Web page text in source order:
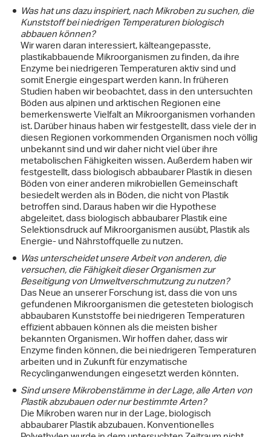
Was hat uns dazu inspiriert, nach Mikroben zu suchen, die
Kunststoff bei niedrigen Temperaturen biologisch
abbauen können?
Wir waren daran interessiert, kälteangepasste,
plastikabbauende Mikroorganismen zu finden, da ihre
Enzyme bei niedrigeren Temperaturen aktiv sind und
somit Energie eingespart werden kann. In früheren
Studien haben wir beobachtet, dass in den untersuchten
Böden aus alpinen und arktischen Regionen eine
bemerkenswerte Vielfalt an Mikroorganismen vorhanden
ist. Darüber hinaus haben wir festgestellt, dass viele der in
diesen Regionen vorkommenden Organismen noch völlig
unbekannt sind und wir daher nicht viel über ihre
metabolischen Fähigkeiten wissen. Außerdem haben wir
festgestellt, dass biologisch abbaubarer Plastik in diesen
Böden von einer anderen mikrobiellen Gemeinschaft
besiedelt werden als in Böden, die nicht von Plastik
betroffen sind. Daraus haben wir die Hypothese
abgeleitet, dass biologisch abbaubarer Plastik eine
Selektionsdruck auf Mikroorganismen ausübt, Plastik als
Energie- und Nährstoffquelle zu nutzen.
Was unterscheidet unsere Arbeit von anderen, die
versuchen, die Fähigkeit dieser Organismen zur
Beseitigung von Umweltverschmutzung zu nutzen?
Das Neue an unserer Forschung ist, dass die von uns
gefundenen Mikroorganismen die getesteten biologisch
abbaubaren Kunststoffe bei niedrigeren Temperaturen
effizient abbauen können als die meisten bisher
bekannten Organismen. Wir hoffen daher, dass wir
Enzyme finden können, die bei niedrigeren Temperaturen
arbeiten und in Zukunft für enzymatische
Recyclinganwendungen eingesetzt werden könnten.
Sind unsere Mikrobenstämme in der Lage, alle Arten von
Plastik abzubauen oder nur bestimmte Arten?
Die Mikroben waren nur in der Lage, biologisch
abbaubarer Plastik abzubauen. Konventionelles